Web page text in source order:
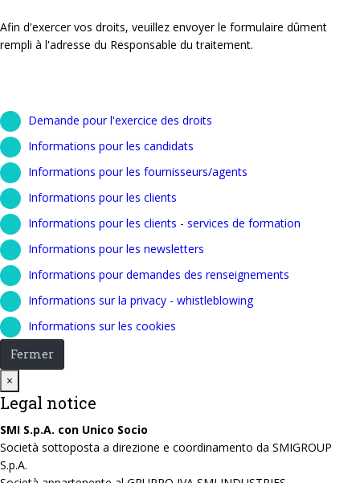
Afin d'exercer vos droits, veuillez envoyer le formulaire dûment
rempli à l'adresse du Responsable du traitement.
Demande pour l'exercice des droits
Informations pour les candidats
Informations pour les fournisseurs/agents
Informations pour les clients
Informations pour les clients - services de formation
Informations pour les newsletters
Informations pour demandes des renseignements
Informations sur la privacy - whistleblowing
Informations sur les cookies
Fermer
×
Legal notice
SMI S.p.A. con Unico Socio
Società sottoposta a direzione e coordinamento da SMIGROUP
S.p.A.